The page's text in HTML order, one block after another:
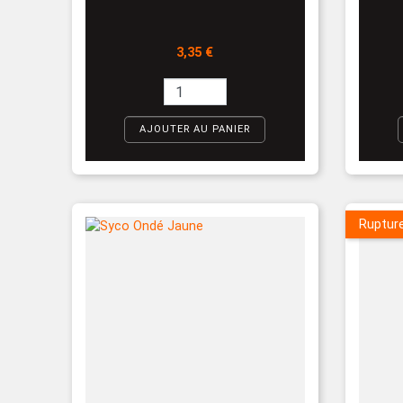
Prix
3,35 €
AJOUTER AU PANIER